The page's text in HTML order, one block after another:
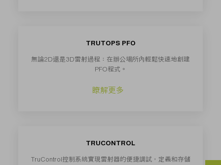
TRUTOPS PFO
無論2D還是3D雷射過程：在辦公場所內輕鬆快速地創建
PFO程式。
瞭解更多
TRUCONTROL
TruControl控制系統實現雷射器的便捷調試，定義和存儲